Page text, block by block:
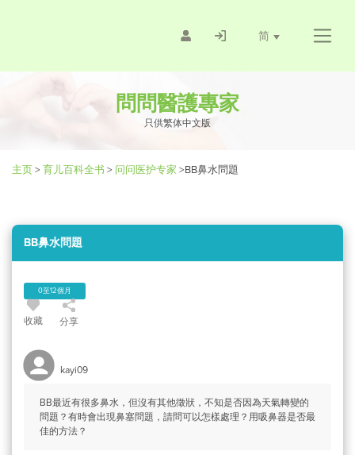
简
問問醫護專家
只供繁体中文版
主页> 育儿百科全书 > 问问医护专家 >BB鼻水問題
BB鼻水問題
0至12個月
收藏 分享
kayi09
BB最近有很多鼻水，但沒有其他徵狀，不知是否因為天氣轉變的
問題？有時會出現鼻塞問題，請問可以怎樣處理？用吸鼻器是否最
佳的方法？